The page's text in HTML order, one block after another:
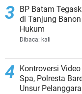
BP Batam
di Tanjung
Hukum
Dibaca: kali
Kontroversi
Spa, Polresta
Unsur